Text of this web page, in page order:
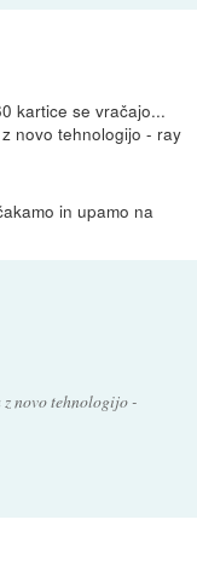
kartice se vračajo...
novo tehnologijo - ray
in upamo na
novo tehnologijo -